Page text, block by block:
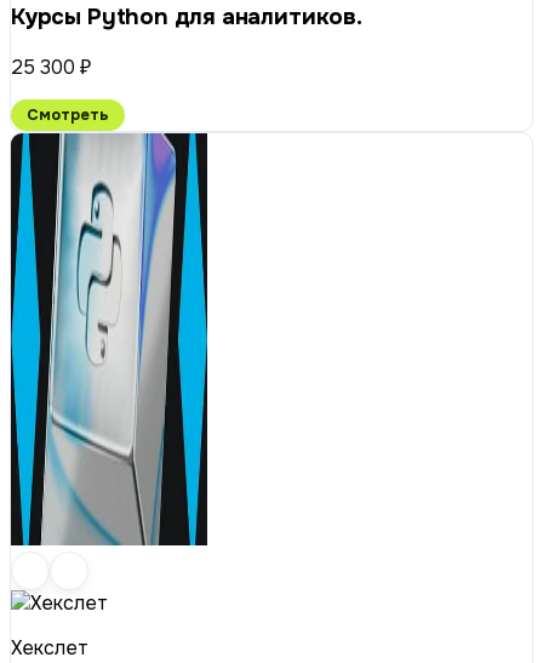
Курсы Python для аналитиков.
25 300 ₽
Смотреть
Хекслет